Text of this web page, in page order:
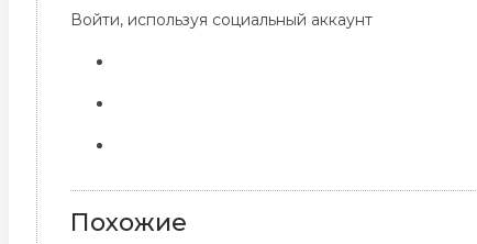
Войти, используя социальный аккаунт
Похожие